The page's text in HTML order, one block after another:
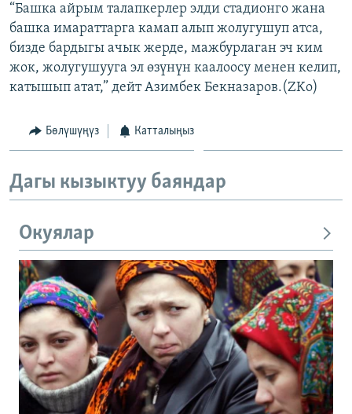
ЭЕ/АРнун бардык сайттары
“Башка айрым талапкерлер элди стадионго жана
башка имараттарга камап алып жолугушуп атса,
бизде бардыгы ачык жерде, мажбурлаган эч ким
жок, жолугушууга эл өзүнүн каалоосу менен келип,
катышып атат,” дейт Азимбек Бекназаров.(ZKo)
Бөлүшүңүз Катталыңыз
Дагы кызыктуу баяндар
Окуялар